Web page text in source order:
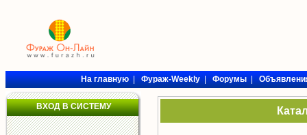
На главную|Фураж-Weekly|Форумы|
ВХОД В СИСТЕМУ